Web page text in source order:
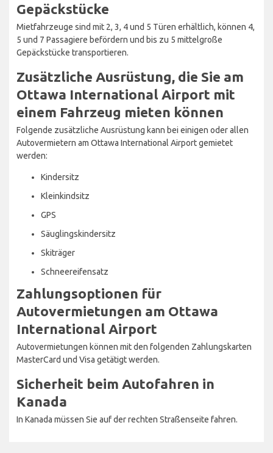
Gepäckstücke
Mietfahrzeuge sind mit 2, 3, 4 und 5 Türen erhältlich, können 4,
5 und 7 Passagiere befördern und bis zu 5 mittelgroße
Gepäckstücke transportieren.
Zusätzliche Ausrüstung, die Sie am
Ottawa International Airport mit
einem Fahrzeug mieten können
Folgende zusätzliche Ausrüstung kann bei einigen oder allen
Autovermietern am Ottawa International Airport gemietet
werden:
Kindersitz
Kleinkindsitz
GPS
Säuglingskindersitz
Skiträger
Schneereifensatz
Zahlungsoptionen für
Autovermietungen am Ottawa
International Airport
Autovermietungen können mit den folgenden Zahlungskarten
MasterCard und Visa getätigt werden.
Sicherheit beim Autofahren in
Kanada
In Kanada müssen Sie auf der rechten Straßenseite fahren.